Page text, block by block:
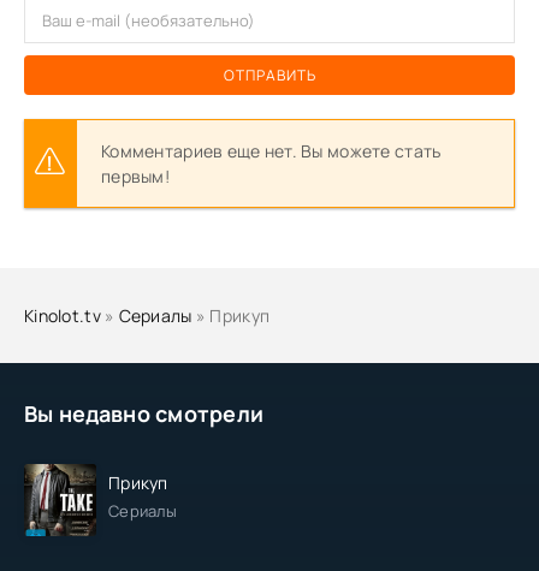
Вы недавно смотрели
Прикуп
Сериалы
ОТПРАВИТЬ
Комментариев еще нет. Вы можете стать
первым!
Kinolot.tv» Сериалы » Прикуп